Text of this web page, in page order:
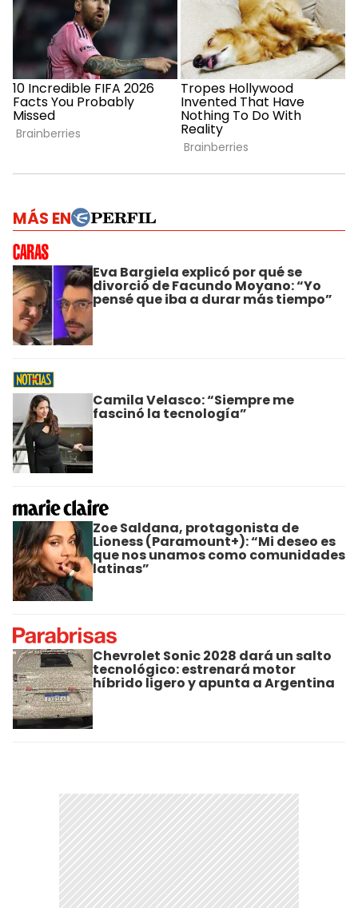
MÁS EN
Eva Bargiela explicó por qué se
divorció de Facundo Moyano: “Yo
pensé que iba a durar más tiempo”
Camila Velasco: “Siempre me
fascinó la tecnología”
Zoe Saldana, protagonista de
Lioness (Paramount+): “Mi deseo es
que nos unamos como comunidades
latinas”
Chevrolet Sonic 2028 dará un salto
tecnológico: estrenará motor
híbrido ligero y apunta a Argentina